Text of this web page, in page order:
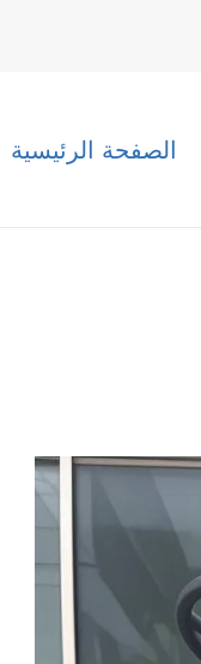
الصفحة الرئيسية